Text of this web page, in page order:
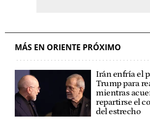
MÁS EN ORIENTE PRÓXIMO
Irán enfría el
Trump para
mientras
repartirse el
del estrecho